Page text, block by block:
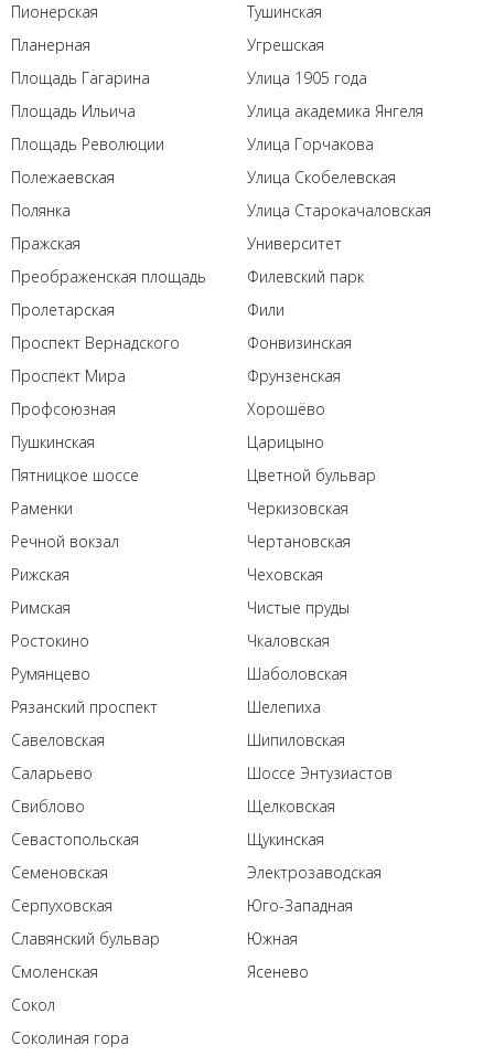
Пионерская
Планерная
Площадь Гагарина
Площадь Ильича
Площадь Революции
Полежаевская
Полянка
Пражская
Преображенская площадь
Пролетарская
Проспект Вернадского
Проспект Мира
Профсоюзная
Пушкинская
Пятницкое шоссе
Раменки
Речной вокзал
Рижская
Римская
Ростокино
Румянцево
Рязанский проспект
Савеловская
Саларьево
Свиблово
Севастопольская
Семеновская
Серпуховская
Славянский бульвар
Смоленская
Сокол
Соколиная гора
Тушинская
Угрешская
Улица 1905 года
Улица академика Янгеля
Улица Горчакова
Улица Скобелевская
Улица Старокачаловская
Университет
Филевский парк
Фили
Фонвизинская
Фрунзенская
Хорошёво
Царицыно
Цветной бульвар
Черкизовская
Чертановская
Чеховская
Чистые пруды
Чкаловская
Шаболовская
Шелепиха
Шипиловская
Шоссе Энтузиастов
Щелковская
Щукинская
Электрозаводская
Юго-Западная
Южная
Ясенево